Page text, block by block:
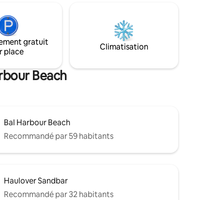
les
de
n'est
plages, aux boutiques de Bal Harbour,
aux restaurants gastronomiques et aux
meilleures attractions de Miami. Le
mélange ultime de confort et de
n'est autorisée.
gratuit
place
Climatisation
Beach
Bal Harbour Beach
Recommandé par 59 habitants
Haulover Sandbar
Recommandé par 32 habitants